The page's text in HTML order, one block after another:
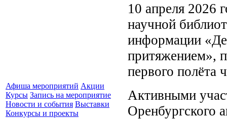
Афиша мероприятий Акции
Курсы Запись на мероприятие
Новости и события Выставки
Конкурсы и проекты
10 апреля 2026
научной
информации
притяжением»,
первого полёта
Активными
Оренбургского